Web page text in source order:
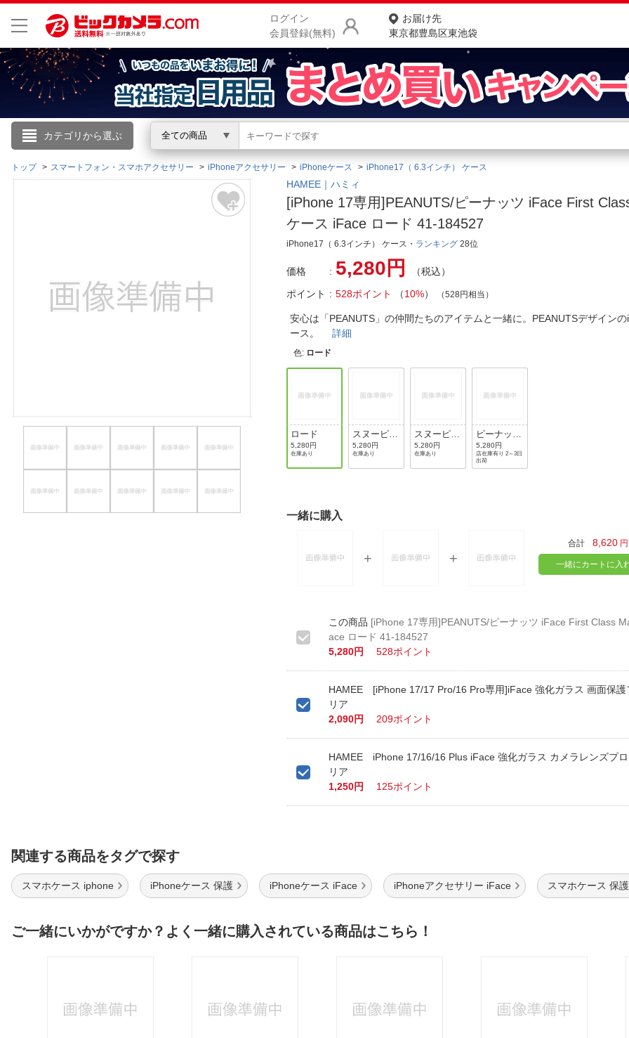
ログイン
会員登録(無料)
お届け先
東京都豊島区東池袋
カテゴリから選ぶ 全ての商品
こんにちは
ログイン
閲覧履歴
商品をさがす
ランキングからさがす
お客様サポート
ご利用ガイド
よくある質問・お問合せ
トップ スマートフォン・スマホアクセサリー iPhoneアクセサリー iPhoneケース iPhone17（ 6.3インチ） ケース
HAMEE｜ハミィ
[iPhone 17専用]PEANUTS/ピーナッツ iFace First
ケース iFace ロード 41-184527
iPhone17（ 6.3インチ） ケース・ ランキング 28位
価格 5,280円
（税込）
ポイント
528ポイント （10%） （528円相当）
安心は「PEANUTS」の仲間たちのアイテムと一緒に。PEANUTSデザイン
ース。詳細
色: ロード
ロード
5,280円
在庫あり
スヌーピー
&チャーリ
ー・ブラウ
ン/イエロ
5,280円
在庫あり
スヌーピー
&チャーリ
ー・ブラウ
ン/スタデ
5,280円
在庫あり
ピーナッ
ツ・ギャン
グ/読書タ
イム
5,280円
店在庫有り 2～3日
出荷
一緒に購入
合計 8,620 円
一緒にカートに入
[iPhone 17専用]PEANUTS/ピーナッツ iFace First Class
ace ロード 41-184527
5,280円
528ポイント
HAMEE [iPhone 17/17 Pro/16 Pro専用]iFace 強化ガラス 画面保護
リア
2,090円
209ポイント
HAMEE iPhone 17/16/16 Plus iFace 強化ガラス カメラレンズプロ
リア
1,250円
125ポイント
関連する商品をタグで探す
スマホケース iphone iPhoneケース 保護 iPhoneケース iFace iPhoneアクセサリー iFace スマホケース 保護
ご一緒にいかがですか？よく一緒に購入されている商品はこちら！